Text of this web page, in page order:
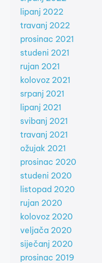
lipanj 2022
travanj 2022
prosinac 2021
studeni 2021
rujan 2021
kolovoz 2021
srpanj 2021
lipanj 2021
svibanj 2021
travanj 2021
ožujak 2021
prosinac 2020
studeni 2020
listopad 2020
rujan 2020
kolovoz 2020
veljača 2020
siječanj 2020
prosinac 2019